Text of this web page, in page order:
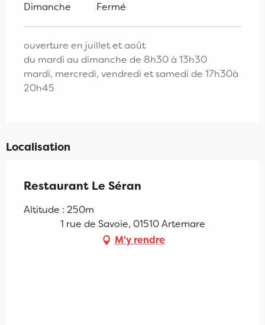
Dimanche Fermé
ouverture en juillet et août
du mardi au dimanche de 8h30 à 13h30
mardi, mercredi, vendredi et samedi de 17h30à
20h45
Localisation
Restaurant Le Séran
Altitude : 250m
1 rue de Savoie, 01510 Artemare
M'y rendre